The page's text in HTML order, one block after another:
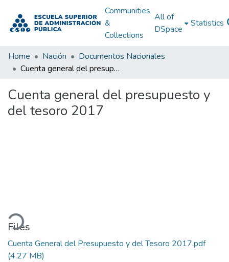
Communities
&
Collections
All of
DSpace
Statistics
Home Nación
Documentos Nacionales
Cuenta general del presupuesto y del tesoro 2017
Cuenta general del presupuesto y
del tesoro 2017
Files
Cuenta General del Presupuesto y del Tesoro 2017.pdf
(4.27 MB)